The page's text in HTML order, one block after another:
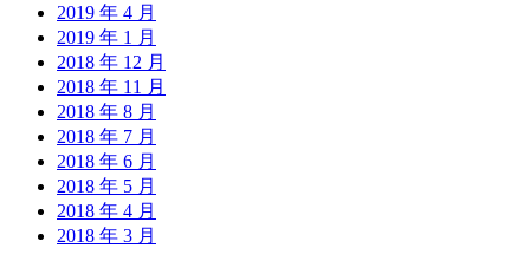
2019 年 4 月
2019 年 1 月
2018 年 12 月
2018 年 11 月
2018 年 8 月
2018 年 7 月
2018 年 6 月
2018 年 5 月
2018 年 4 月
2018 年 3 月